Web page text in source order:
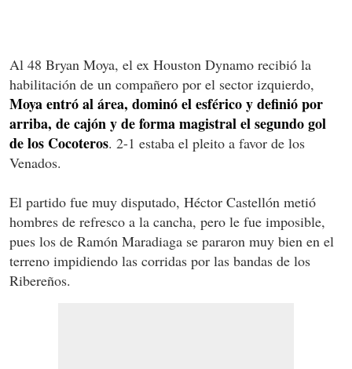
Al 48 Bryan Moya, el ex Houston Dynamo recibió la
habilitación de un compañero por el sector izquierdo,
Moya entró al área, dominó el esférico y definió por
arriba, de cajón y de forma magistral el segundo gol
de los Cocoteros. 2-1 estaba el pleito a favor de los
Venados.
El partido fue muy disputado, Héctor Castellón metió
hombres de refresco a la cancha, pero le fue imposible,
pues los de Ramón Maradiaga se pararon muy bien en el
terreno impidiendo las corridas por las bandas de los
Ribereños.